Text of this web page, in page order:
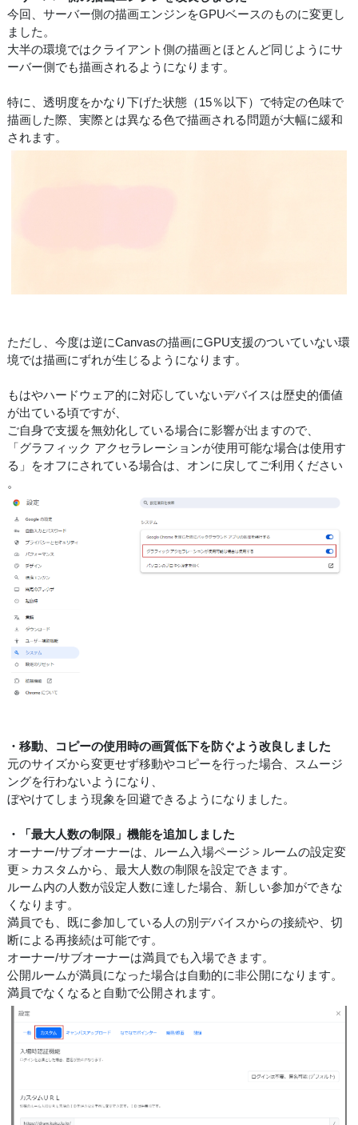
今回、サーバー側の描画エンジンをGPUベースのものに変更し
ました。
大半の環境ではクライアント側の描画とほとんど同じようにサ
ーバー側でも描画されるようになります。
特に、透明度をかなり下げた状態（15％以下）で特定の色味で
描画した際、実際とは異なる色で描画される問題が大幅に緩和
されます。
ただし、今度は逆にCanvasの描画にGPU支援のついていない環
境では描画にずれが生じるようになります。
もはやハードウェア的に対応していないデバイスは歴史的価値
が出ている頃ですが、
ご自身で支援を無効化している場合に影響が出ますので、
「グラフィック アクセラレーションが使用可能な場合は使用す
る」をオフにされている場合は、オンに戻してご利用ください
。
・移動、コピーの使用時の画質低下を防ぐよう改良しました
元のサイズから変更せず移動やコピーを行った場合、スムージ
ングを行わないようになり、
ぼやけてしまう現象を回避できるようになりました。
・「最大人数の制限」機能を追加しました
オーナー/サブオーナーは、ルーム入場ページ＞ルームの設定変
更＞カスタムから、最大人数の制限を設定できます。
ルーム内の人数が設定人数に達した場合、新しい参加ができな
くなります。
満員でも、既に参加している人の別デバイスからの接続や、切
断による再接続は可能です。
オーナー/サブオーナーは満員でも入場できます。
公開ルームが満員になった場合は自動的に非公開になります。
満員でなくなると自動で公開されます。